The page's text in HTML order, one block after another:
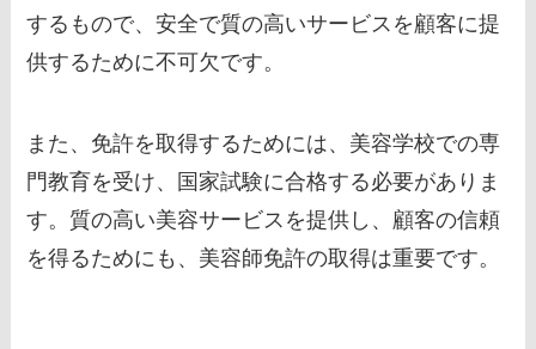
するもので、安全で質の高いサービスを顧客に提
供するために不可欠です。
また、免許を取得するためには、美容学校での専
門教育を受け、国家試験に合格する必要がありま
す。質の高い美容サービスを提供し、顧客の信頼
を得るためにも、美容師免許の取得は重要です。